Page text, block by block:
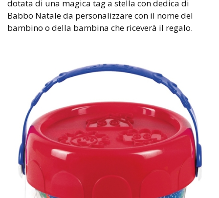
dotata di una magica tag a stella con dedica di
Babbo Natale da personalizzare con il nome del
bambino o della bambina che riceverà il regalo.